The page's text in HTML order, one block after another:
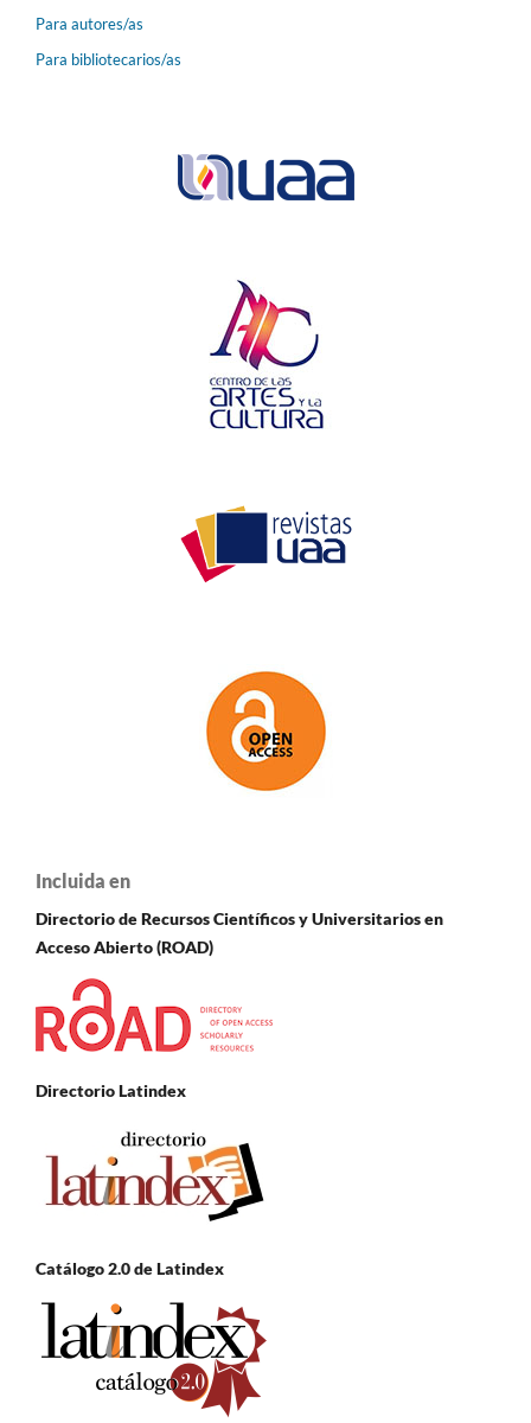
Para autores/as
Para bibliotecarios/as
Incluida en
Directorio de Recursos Científicos y Universitarios en
Acceso Abierto (ROAD)
Directorio Latindex
Catálogo 2.0 de Latindex